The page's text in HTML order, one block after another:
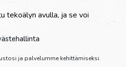
ja palvelumme kehittämiseksi.
tekoälyn avulla, ja se voi